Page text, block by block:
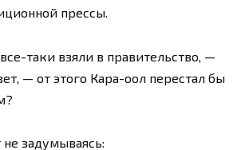
прессы.
таки взяли в правительство, —
— от этого Кара-оол перестал бы
не задумываясь: